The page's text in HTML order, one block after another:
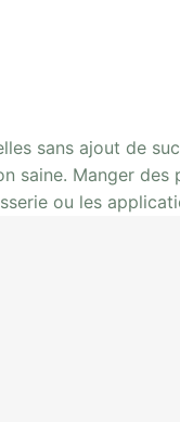
sans ajout de
saine. Manger
ou les